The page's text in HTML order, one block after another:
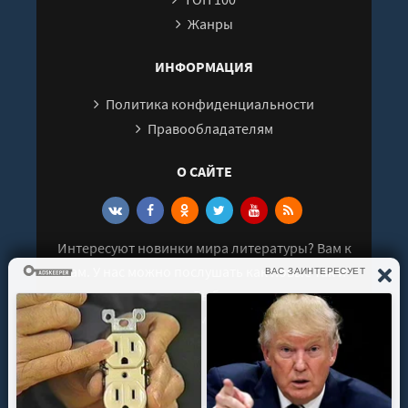
Жанры
ИНФОРМАЦИЯ
Политика конфиденциальности
Правообладателям
О САЙТЕ
Интересуют новинки мира литературы? Вам к
нам. У нас можно послушать как новые так и
старые аудиокниги. Выбрать и поделиться с
друзьями лучшими аудиокнигами!